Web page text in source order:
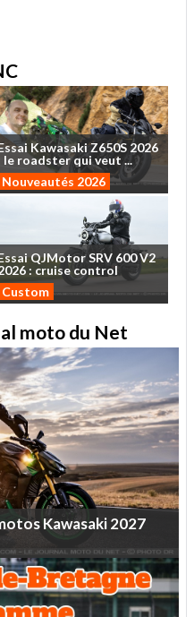
KawasakiZ650S 2026
le roadsterquiveut ...
Nouveautés 2026
QJMotorSRV 600V2
: cruise control
Custom
moto du Net
Kawasaki2027